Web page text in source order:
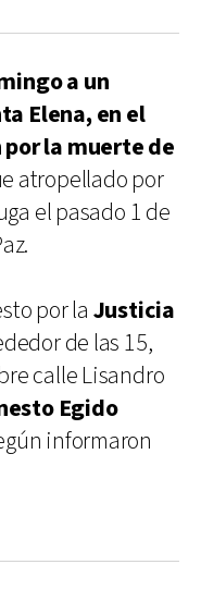
a un
Elena, en el
la muerte de
atropellado por
el pasado 1 de
por la Justicia
de las 15,
calle Lisandro
Egido
informaron